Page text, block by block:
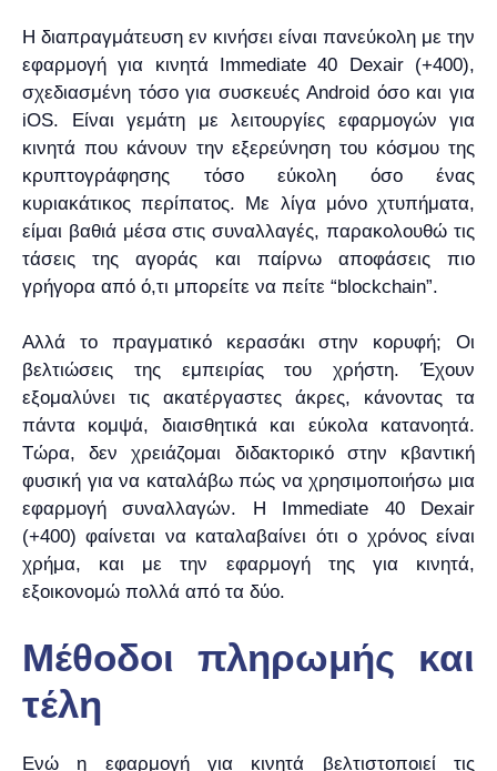
Η διαπραγμάτευση εν κινήσει είναι πανεύκολη με την
εφαρμογή για κινητά Immediate 40 Dexair (+400),
σχεδιασμένη τόσο για συσκευές Android όσο και για
iOS. Είναι γεμάτη με λειτουργίες εφαρμογών για
κινητά που κάνουν την εξερεύνηση του κόσμου της
κρυπτογράφησης τόσο εύκολη όσο ένας
κυριακάτικος περίπατος. Με λίγα μόνο χτυπήματα,
είμαι βαθιά μέσα στις συναλλαγές, παρακολουθώ τις
τάσεις της αγοράς και παίρνω αποφάσεις πιο
γρήγορα από ό,τι μπορείτε να πείτε “blockchain”.
Αλλά το πραγματικό κερασάκι στην κορυφή; Οι
βελτιώσεις της εμπειρίας του χρήστη. Έχουν
εξομαλύνει τις ακατέργαστες άκρες, κάνοντας τα
πάντα κομψά, διαισθητικά και εύκολα κατανοητά.
Τώρα, δεν χρειάζομαι διδακτορικό στην κβαντική
φυσική για να καταλάβω πώς να χρησιμοποιήσω μια
εφαρμογή συναλλαγών. Η Immediate 40 Dexair
(+400) φαίνεται να καταλαβαίνει ότι ο χρόνος είναι
χρήμα, και με την εφαρμογή της για κινητά,
εξοικονομώ πολλά από τα δύο.
Μέθοδοι πληρωμής και
τέλη
Ενώ η εφαρμογή για κινητά βελτιστοποιεί τις